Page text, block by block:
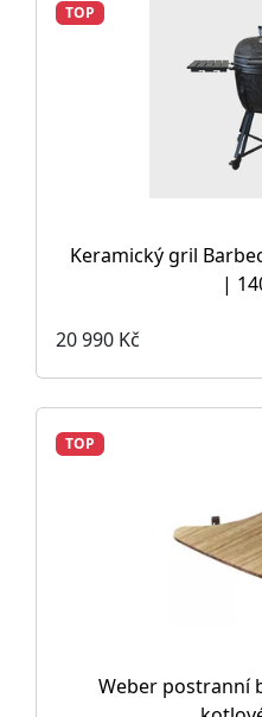
TOP
Keramický gril
|
20 990 Kč
TOP
Weber postranní